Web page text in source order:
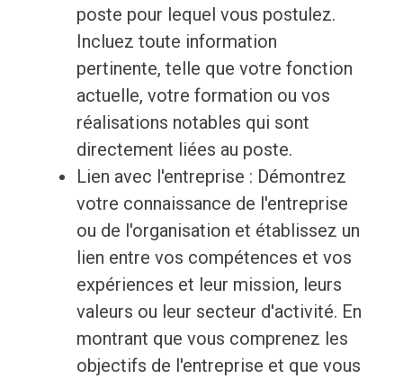
poste pour lequel vous postulez.
Incluez toute information
pertinente, telle que votre fonction
actuelle, votre formation ou vos
réalisations notables qui sont
directement liées au poste.
Lien avec l'entreprise : Démontrez
votre connaissance de l'entreprise
ou de l'organisation et établissez un
lien entre vos compétences et vos
expériences et leur mission, leurs
valeurs ou leur secteur d'activité. En
montrant que vous comprenez les
objectifs de l'entreprise et que vous